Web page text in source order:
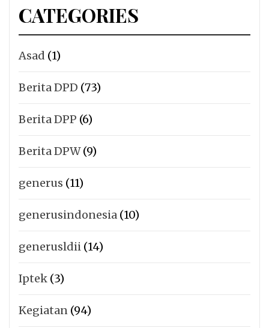
CATEGORIES
Asad (1)
Berita DPD (73)
Berita DPP (6)
Berita DPW(9)
generus (11)
generusindonesia (10)
generusldii (14)
Iptek (3)
Kegiatan (94)